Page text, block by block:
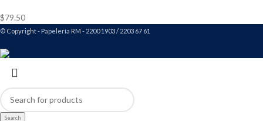
$79.50
© Copyright - Papelería RM - 2200 1903 / 2203 67 61
Search